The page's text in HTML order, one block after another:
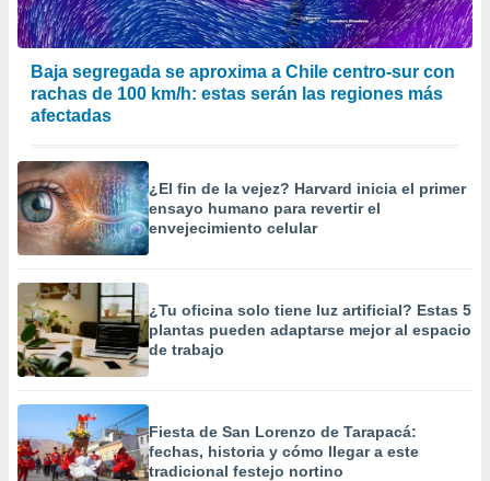
Baja segregada se aproxima a Chile centro-sur con
rachas de 100 km/h: estas serán las regiones más
afectadas
¿El fin de la vejez? Harvard inicia el primer
ensayo humano para revertir el
envejecimiento celular
¿Tu oficina solo tiene luz artificial? Estas 5
plantas pueden adaptarse mejor al espacio
de trabajo
Fiesta de San Lorenzo de Tarapacá:
fechas, historia y cómo llegar a este
tradicional festejo nortino